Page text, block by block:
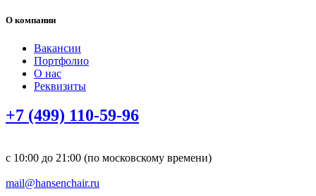
О компании
Вакансии
Портфолио
О нас
Реквизиты
+7 (499) 110-59-96
с 10:00 до 21:00 (по московскому времени)
mail@hansenchair.ru